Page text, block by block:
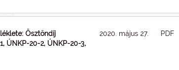
Ösztöndíj
ÚNKP-20-2, ÚNKP-20-3,
2020. május 27. PDF